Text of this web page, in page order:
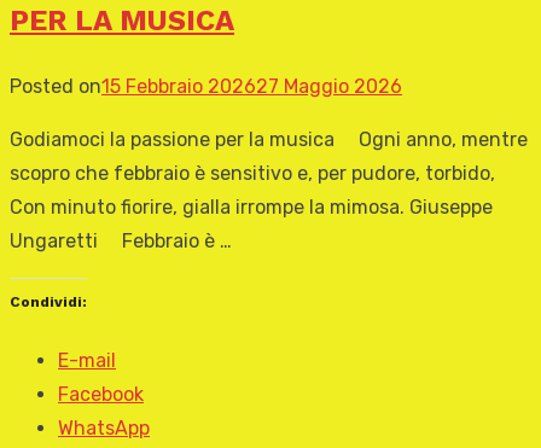
PER LA MUSICA
Posted on15 Febbraio 202627 Maggio 2026
Godiamoci la passione per la musica Ogni anno, mentre
scopro che febbraio è sensitivo e, per pudore, torbido,
Con minuto fiorire, gialla irrompe la mimosa. Giuseppe
Ungaretti Febbraio è …
Condividi:
E-mail
Facebook
WhatsApp